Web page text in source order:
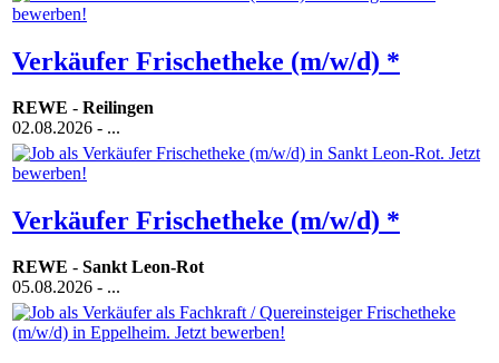
Verkäufer Frischetheke (m/w/d) *
REWE - Reilingen
02.08.2026 - ...
Verkäufer Frischetheke (m/w/d) *
REWE - Sankt Leon-Rot
05.08.2026 - ...